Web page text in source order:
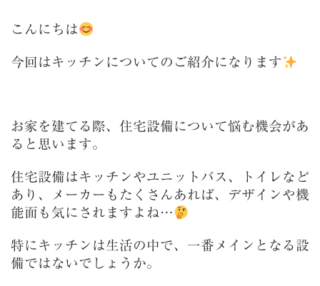
こんにちは
今回はキッチンについてのご紹介になります
お家を建てる際、住宅設備について悩む機会があ
ると思います。
住宅設備はキッチンやユニットバス、トイレなど
あり、メーカーもたくさんあれば、デザインや機
能面も気にされますよね…
特にキッチンは生活の中で、一番メインとなる設
備ではないでしょうか。